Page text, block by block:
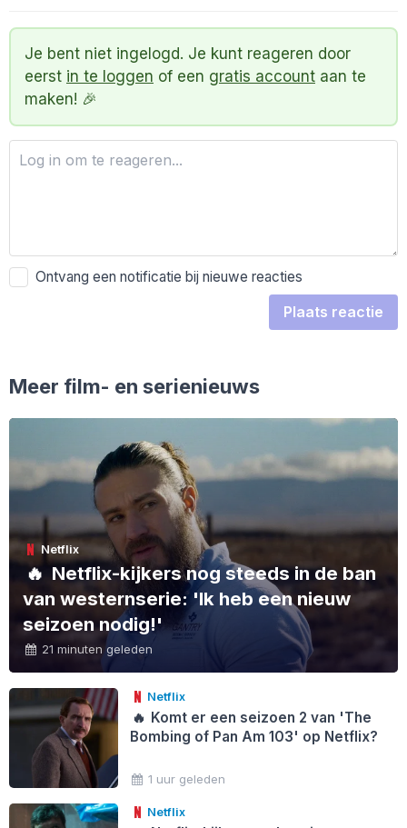
Je bent niet ingelogd. Je kunt reageren door
eerst in te loggen of een gratis account aan te
maken! 🎉
Ontvang een notificatie bij nieuwe reacties
Plaats reactie
Meer film- en serienieuws
Netflix
🔥 Netflix-kijkers nog steeds in de ban
van westernserie: 'Ik heb een nieuw
seizoen nodig!'
21 minuten geleden
Netflix
🔥 Komt er een seizoen 2 van 'The
Bombing of Pan Am 103' op Netflix?
1 uur geleden
Netflix